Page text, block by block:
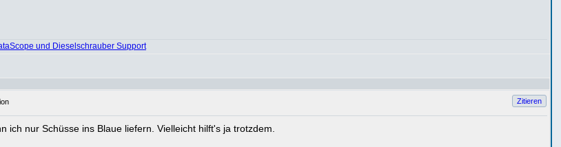
und Dieselschrauber Support
Zitieren
nur Schüsse ins Blaue liefern. Vielleicht hilft's ja trotzdem.